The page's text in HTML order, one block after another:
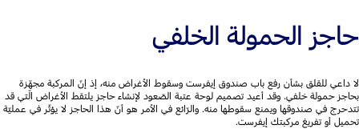
حاجز الحمولة الخلفي
لا داعي للقلق بشأن رفع باب صندوق إيفرست وسقوط الأغراض منه، إذ إنّ المركبة مجهّزة
بحاجز حمولة خلفي. وقد أعيد تصميم لوحة عتبة الصّعود لإنشاء حاجز يلتقط الأغراض الّتي قد
تتدحرج في صندوقها ويمنع سقوطها منه. والرّائع في الأمر هو أنّ هذا الحاجز لا يؤثّر في عمليّة
تحميل أو تفريغ مركبتك إيفرست.